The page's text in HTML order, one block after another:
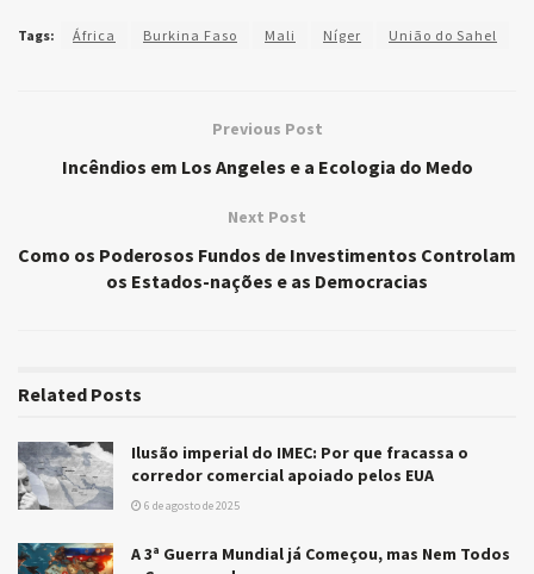
Tags: África Burkina Faso Mali Níger União do Sahel
Previous Post
Incêndios em Los Angeles e a Ecologia do Medo
Next Post
Como os Poderosos Fundos de Investimentos Controlam
os Estados-nações e as Democracias
Related Posts
Ilusão imperial do IMEC: Por que fracassa o
corredor comercial apoiado pelos EUA
6 de agosto de 2025
A 3ª Guerra Mundial já Começou, mas Nem Todos